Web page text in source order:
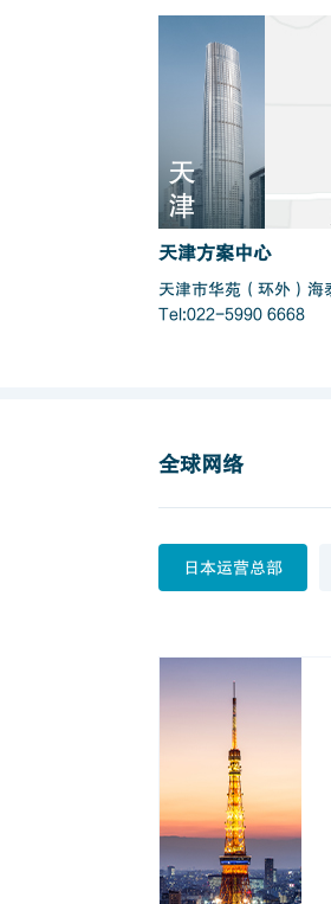
天
津
天津方案中心
天津市华苑（环外）海
Tel:022-5990 6668
全球网络
日本运营总部